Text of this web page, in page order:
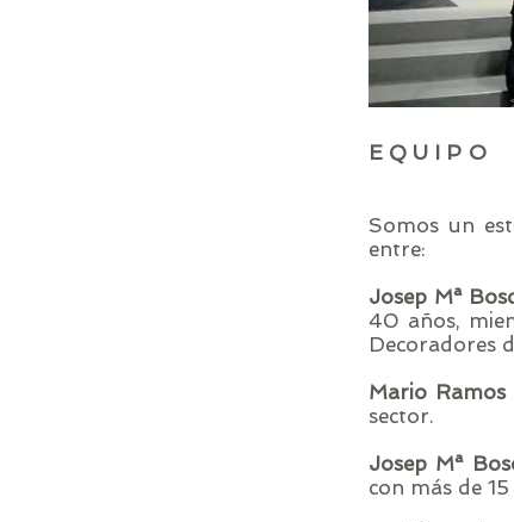
EQUIPO
Somos un
entre:
Josep Mª
40 años,
Decoradores
Mario Ramos
sector.
Josep Mª
con más de